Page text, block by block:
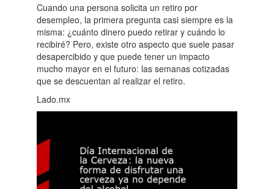
Cuando una persona solicita un retiro por
desempleo, la primera pregunta casi siempre es la
misma: ¿cuánto dinero puedo retirar y cuándo lo
recibiré? Pero, existe otro aspecto que suele pasar
desapercibido y que puede tener un impacto
mucho mayor en el futuro: las semanas cotizadas
que se descuentan al realizar el retiro.
Lado.mx